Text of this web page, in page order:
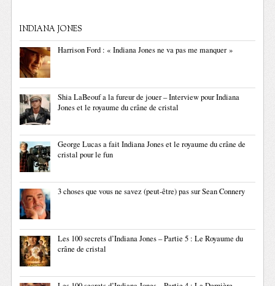
INDIANA JONES
Harrison Ford : « Indiana Jones ne va pas me manquer »
Shia LaBeouf a la fureur de jouer – Interview pour Indiana
Jones et le royaume du crâne de cristal
George Lucas a fait Indiana Jones et le royaume du crâne de
cristal pour le fun
3 choses que vous ne savez (peut-être) pas sur Sean Connery
Les 100 secrets d’Indiana Jones – Partie 5 : Le Royaume du
crâne de cristal